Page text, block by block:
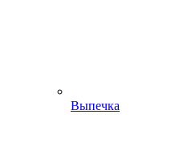
Выпечка